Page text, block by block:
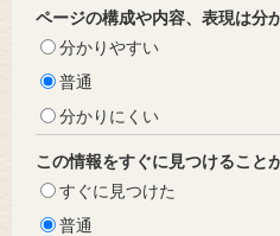
ページの構成や内容、表現は分
分かりやすい
普通
分かりにくい
この情報をすぐに見つけること
すぐに見つけた
普通